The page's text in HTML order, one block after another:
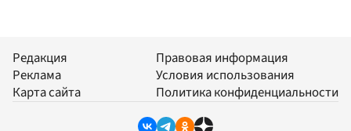
Редакция
Реклама
Карта сайта
Правовая информация
Условия использования
Политика конфиденциальности